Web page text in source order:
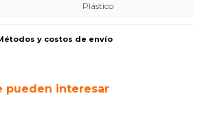
Plástico
y costos de envío
pueden interesar